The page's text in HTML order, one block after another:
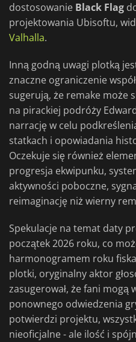
dostosowanie Black Flag
projektowania Ubisoftu,
Valhalla.
Inną godną uwagi plotką
znaczne ograniczenie
sugerują, że remake może
na pirackiej podróży
narrację w celu
statkach i opowiadania
Oczekuje się również
progresja ekwipunku,
aktywności poboczne,
reimaginację niż wierny
Spekulacje na temat daty
początek 2026 roku, co
harmonogramem roku
plotki, oryginalny aktor
zasugerował, że fani
ponownego odwiedzenia
potwierdzi projektu,
nieoficjalne - ale ilość i